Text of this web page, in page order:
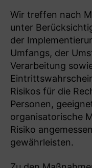
Wir treffen nach
unter
der
Umfangs, der
Verarbeitung
Risikos für die
Personen,
organisatorische
Risiko
gewährleisten.